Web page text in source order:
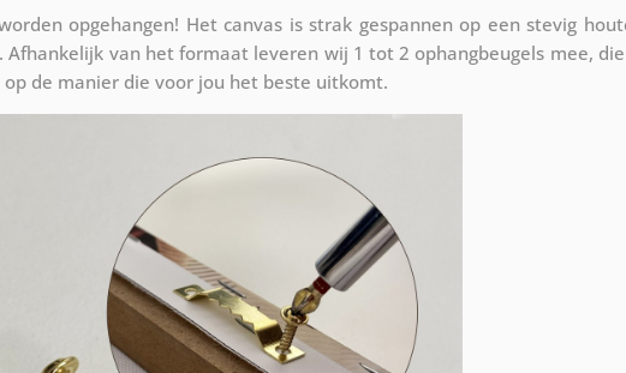
opgehangen! Het canvas is strak gespannen op een stevig
van het formaat leveren wij 1 tot 2 ophangbeugels mee,
de manier die voor jou het beste uitkomt.